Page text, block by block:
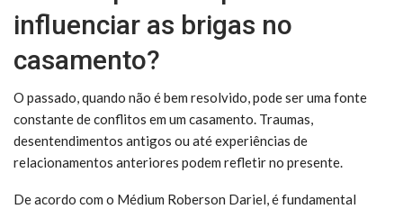
influenciar as brigas no
casamento?
O passado, quando não é bem resolvido, pode ser uma fonte
constante de conflitos em um casamento. Traumas,
desentendimentos antigos ou até experiências de
relacionamentos anteriores podem refletir no presente.
De acordo com o Médium Roberson Dariel, é fundamental